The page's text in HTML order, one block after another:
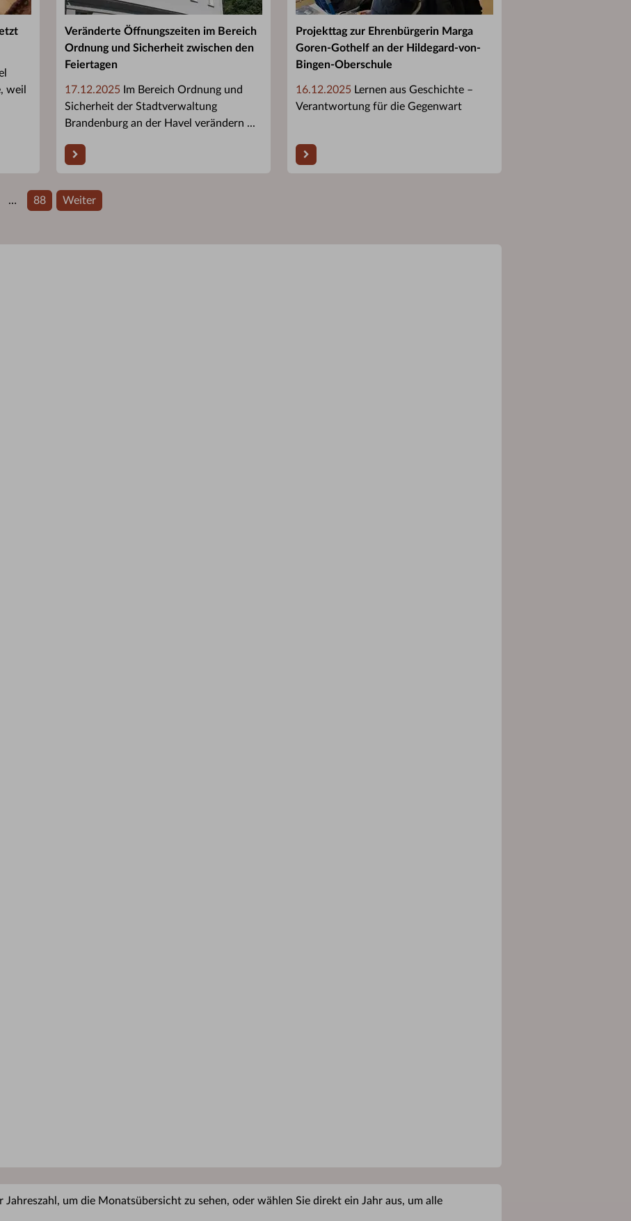
weil
Veränderte Öffnungszeiten im Bereich
Ordnung und Sicherheit zwischen den
Feiertagen
17.12.2025 Im Bereich Ordnung und
Sicherheit der Stadtverwaltung
Brandenburg an der Havel verändern ...
Projekttag zur Ehrenbürgerin Marga
Goren-Gothelf an der Hildegard-von-
Bingen-Oberschule
16.12.2025 Lernen aus Geschichte –
Verantwortung für die Gegenwart
… 88 Weiter
Jahreszahl, um die Monatsübersicht zu sehen, oder wählen Sie direkt ein Jahr aus, um alle